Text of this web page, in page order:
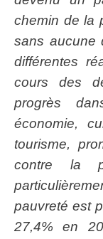
chemin de la
sans aucune
différentes
cours des
progrès
économie,
tourisme,
contre la
pauvreté est
27,4% en